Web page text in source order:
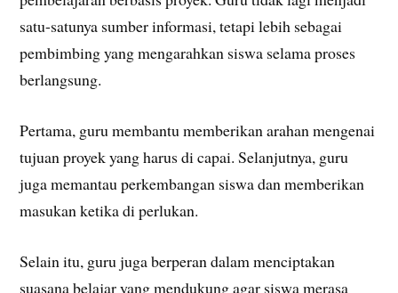
satu-satunya sumber informasi, tetapi lebih sebagai
pembimbing yang mengarahkan siswa selama proses
berlangsung.
Pertama, guru membantu memberikan arahan mengenai
tujuan proyek yang harus di capai. Selanjutnya, guru
juga memantau perkembangan siswa dan memberikan
masukan ketika di perlukan.
Selain itu, guru juga berperan dalam menciptakan
suasana belajar yang mendukung agar siswa merasa